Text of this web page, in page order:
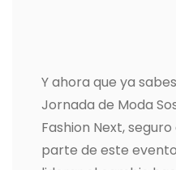
Y ahora que ya
Jornada de Moda
Fashion Next,
parte de este